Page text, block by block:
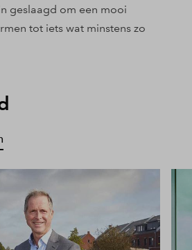
geslaagd om een mooi
tot iets wat minstens zo